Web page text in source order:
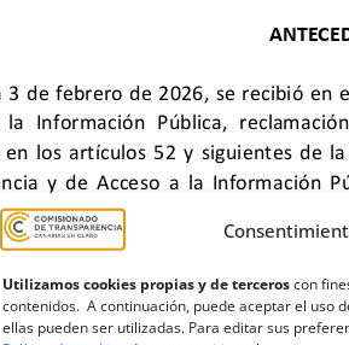
Utilizamos cookies propias y de terceroscon
contenidos. A continuación, puede aceptar el uso
ellas pueden ser utilizadas. Para editar sus
centro,estructura,Inadmisión